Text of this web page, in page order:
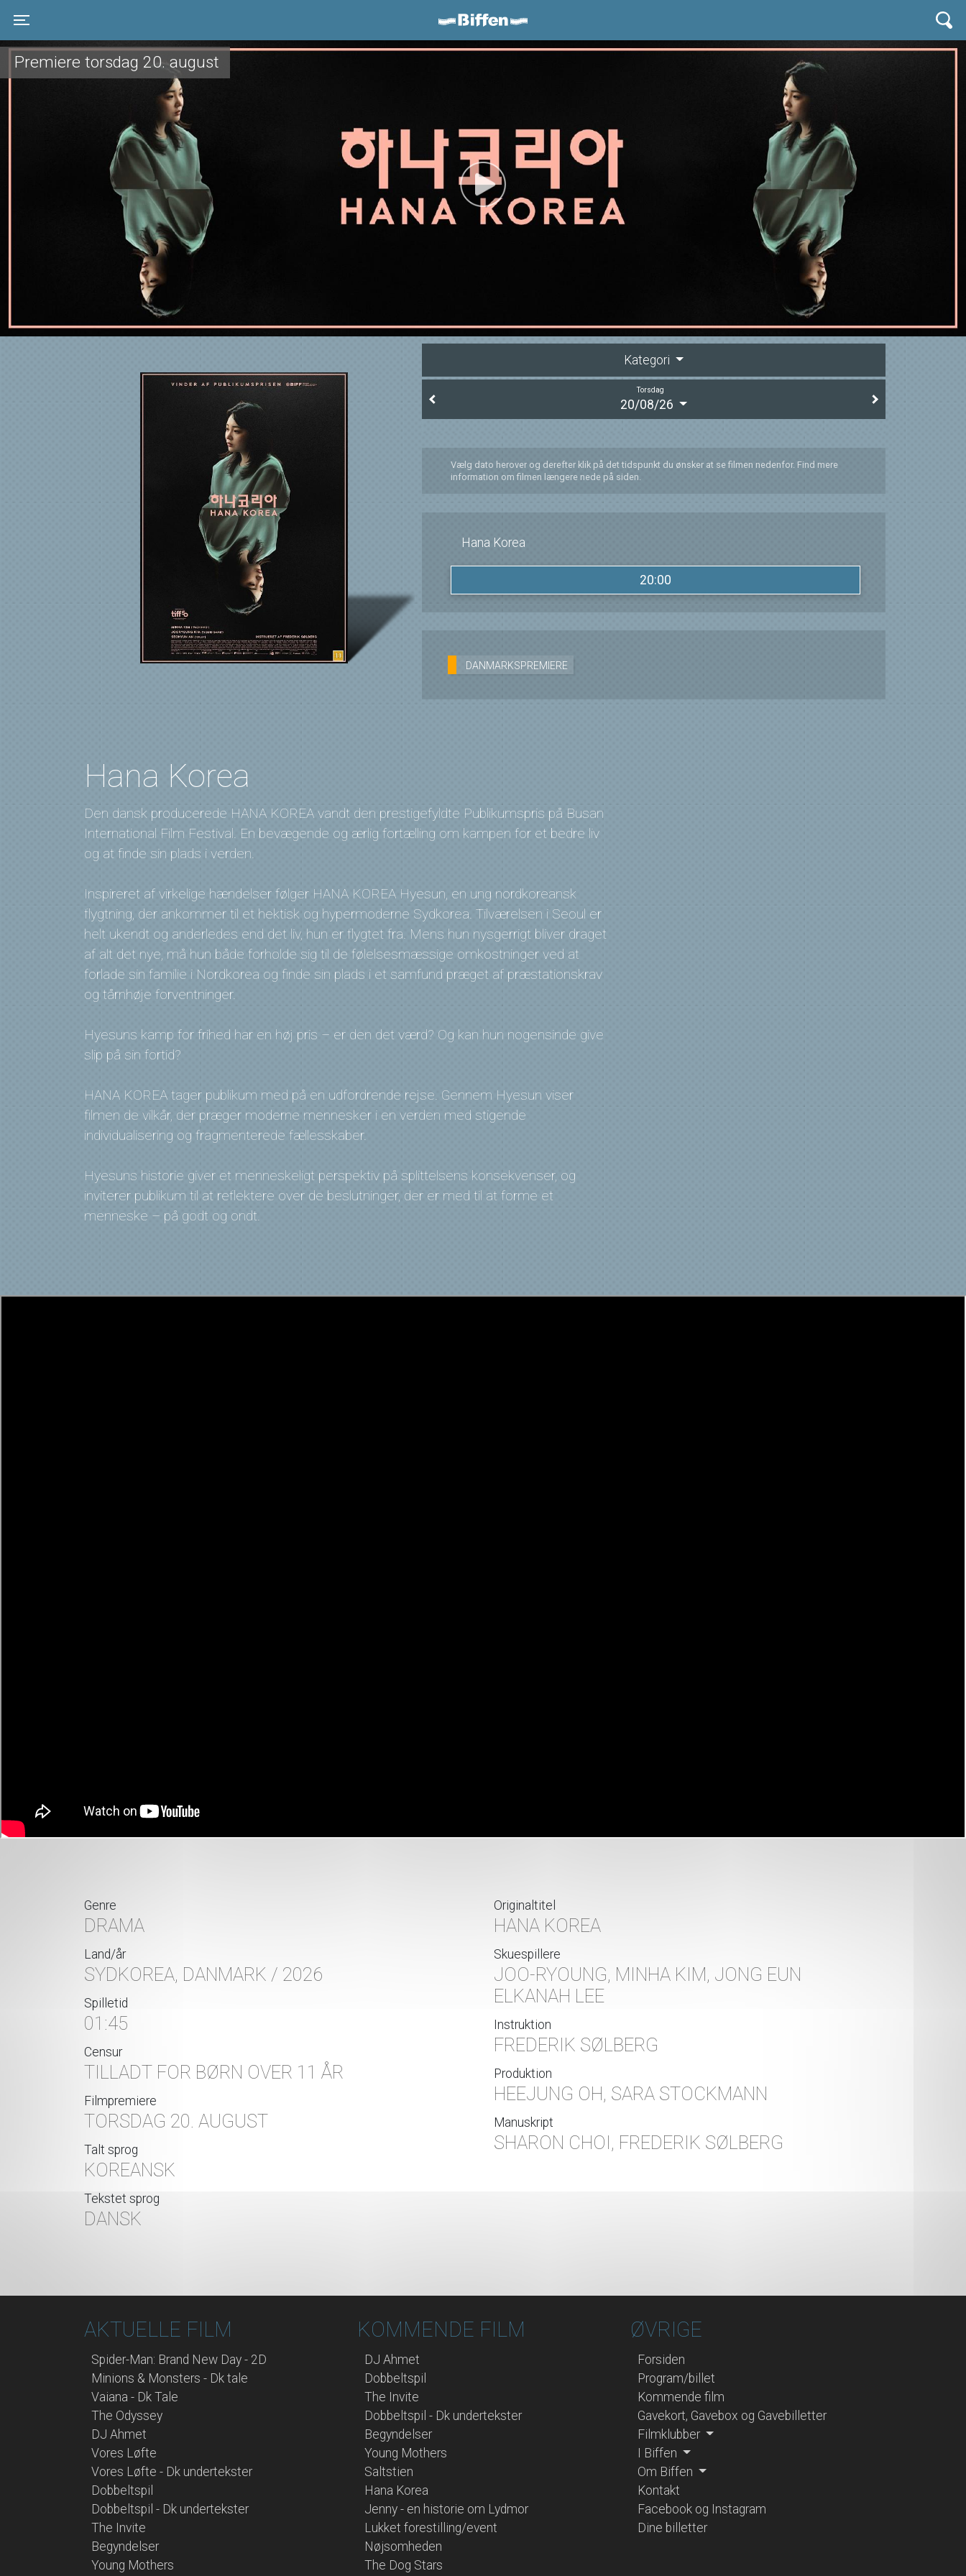
Biffen Odder
Premiere torsdag 20. august
Kategori
Torsdag
20/08/26
Vælg dato herover og derefter klik på det tidspunkt du ønsker at se filmen nedenfor. Find mere
information om filmen længere nede på siden.
Hana Korea
20:00
DANMARKSPREMIERE
Hana Korea
Den dansk producerede HANA KOREA vandt den prestigefyldte Publikumspris på Busan
International Film Festival. En bevægende og ærlig fortælling om kampen for et bedre liv
og at finde sin plads i verden.
Inspireret af virkelige hændelser følger HANA KOREA Hyesun, en ung nordkoreansk
flygtning, der ankommer til et hektisk og hypermoderne Sydkorea. Tilværelsen i Seoul er
helt ukendt og anderledes end det liv, hun er flygtet fra. Mens hun nysgerrigt bliver draget
af alt det nye, må hun både forholde sig til de følelsesmæssige omkostninger ved at
forlade sin familie i Nordkorea og finde sin plads i et samfund præget af præstationskrav
og tårnhøje forventninger.
Hyesuns kamp for frihed har en høj pris – er den det værd? Og kan hun nogensinde give
slip på sin fortid?
HANA KOREA tager publikum med på en udfordrende rejse. Gennem Hyesun viser
filmen de vilkår, der præger moderne mennesker i en verden med stigende
individualisering og fragmenterede fællesskaber.
Hyesuns historie giver et menneskeligt perspektiv på splittelsens konsekvenser, og
inviterer publikum til at reflektere over de beslutninger, der er med til at forme et
menneske – på godt og ondt.
Genre
DRAMA
Land/år
SYDKOREA, DANMARK / 2026
Spilletid
01:45
Censur
TILLADT FOR BØRN OVER 11 ÅR
Filmpremiere
TORSDAG 20. AUGUST
Talt sprog
KOREANSK
Tekstet sprog
DANSK
Originaltitel
HANA KOREA
Skuespillere
JOO-RYOUNG, MINHA KIM, JONG EUN
ELKANAH LEE
Instruktion
FREDERIK SØLBERG
Produktion
HEEJUNG OH, SARA STOCKMANN
Manuskript
SHARON CHOI, FREDERIK SØLBERG
AKTUELLE FILM
Spider-Man: Brand New Day - 2D
Minions & Monsters - Dk tale
Vaiana - Dk Tale
The Odyssey
DJ Ahmet
Vores Løfte
Vores Løfte - Dk undertekster
Dobbeltspil
Dobbeltspil - Dk undertekster
The Invite
Begyndelser
Young Mothers
KOMMENDE FILM
DJ Ahmet
Dobbeltspil
The Invite
Dobbeltspil - Dk undertekster
Begyndelser
Young Mothers
Saltstien
Hana Korea
Jenny - en historie om Lydmor
Lukket forestilling/event
Nøjsomheden
The Dog Stars
ØVRIGE
Forsiden
Program/billet
Kommende film
Gavekort, Gavebox og Gavebilletter
Filmklubber
I Biffen
Om Biffen
Kontakt
Facebook og Instagram
Dine billetter